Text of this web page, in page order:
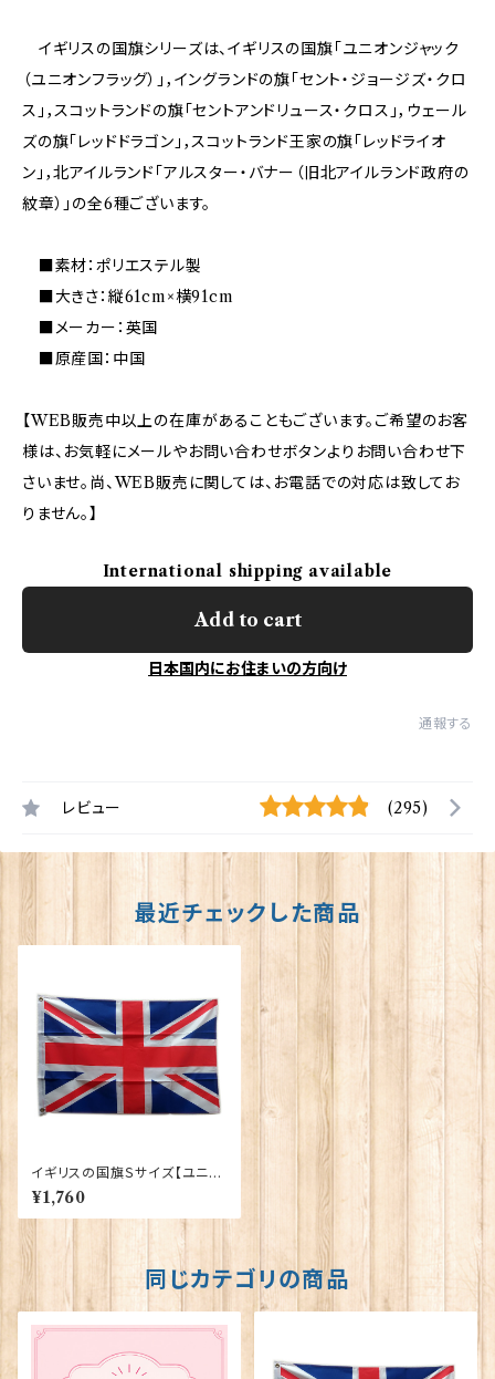
イギリスの国旗シリーズは、イギリスの国旗「ユニオンジャック
（ユニオンフラッグ）」，イングランドの旗「セント・ジョージズ・クロ
ス」，スコットランドの旗「セントアンドリュース・クロス」，ウェール
ズの旗「レッドドラゴン」，スコットランド王家の旗「レッドライオ
ン」，北アイルランド「アルスター・バナー（旧北アイルランド政府の
紋章）」の全6種ございます。
■素材：ポリエステル製
■大きさ：縦61cm×横91cm
■メーカー：英国
■原産国：中国
【WEB販売中以上の在庫があることもございます。ご希望のお客
様は、お気軽にメールやお問い合わせボタンよりお問い合わせ下
さいませ。尚、WEB販売に関しては、お電話での対応は致してお
りません。】
International shipping available
Add to cart
日本国内にお住まいの方向け
通報する
レビュー (295)
最近チェックした商品
イギリスの国旗Ｓサイズ【ユニオ
ンジャック】Worldwide Flags
90008-A
¥1,760
同じカテゴリの商品